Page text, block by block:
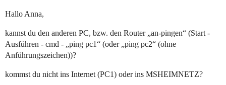
Hallo Anna,
kannst du den anderen PC, bzw. den Router „an-pingen“ (Start -
Ausführen - cmd - „ping pc1“ (oder „ping pc2“ (ohne
Anführungszeichen))?
kommst du nicht ins Internet (PC1) oder ins MSHEIMNETZ?